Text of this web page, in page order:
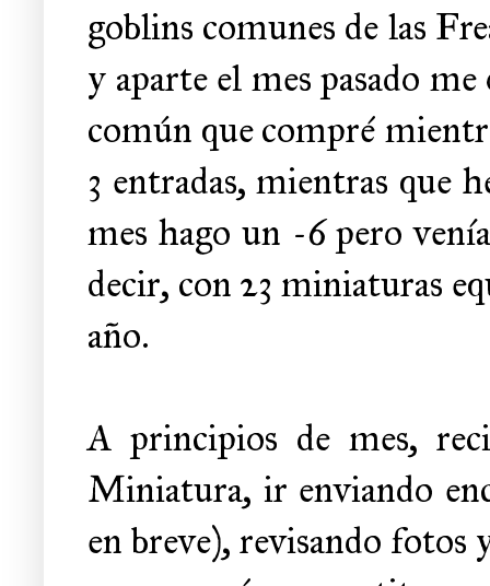
goblins comunes de las
y aparte el mes pasado
común que compré
3 entradas, mientras que
mes hago un -6 pero
decir, con 23 miniaturas
año.
A principios de mes,
Miniatura, ir enviando
en breve), revisando